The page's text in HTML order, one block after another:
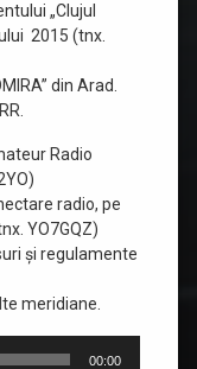
„Clujul
2015 (tnx.
din Arad.
Radio
radio, pe
YO7GQZ)
și regulamente
meridiane.
00:00